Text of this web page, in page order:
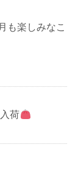
も楽しみなこ
荷